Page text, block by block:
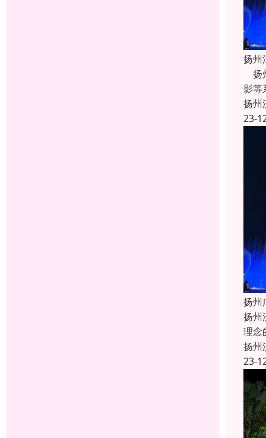
扬州
扬
影等
扬州
23-
扬州
扬州
理念
扬州
23-